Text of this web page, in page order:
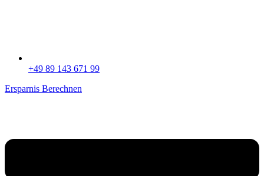
+49 89 143 671 99
Ersparnis Berechnen